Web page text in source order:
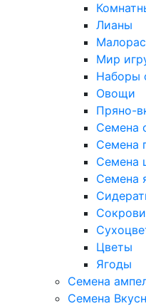
Лианы
Мир
Наборы
Овощи
Пряно-
Семена
Семена
Семена
Семена
Цветы
Ягоды
Семена
Семена